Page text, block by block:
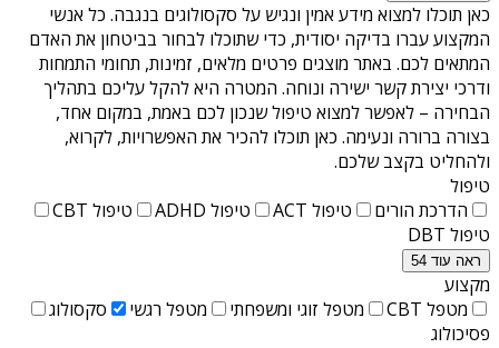
כאן תוכלו למצוא מידע אמין ונגיש על סקסולוגים בנגבה. כל אנשי
המקצוע עברו בדיקה יסודית, כדי שתוכלו לבחור בביטחון את האדם
המתאים לכם. באתר מוצגים פרטים מלאים, זמינות, תחומי התמחות
ודרכי יצירת קשר ישירה ונוחה. המטרה היא להקל עליכם בתהליך
הבחירה – לאפשר למצוא טיפול שנכון לכם באמת, במקום אחד,
בצורה ברורה ונעימה. כאן תוכלו להכיר את האפשרויות, לקרוא,
ולהחליט בקצב שלכם.
טיפול
הדרכת הורים
טיפול ACT טיפול ADHD
טיפול CBT
טיפול DBT
ראה עוד 54
מקצוע
מטפל CBT
מטפל זוגי ומשפחתי מטפל רגשי
סקסולוג
פסיכולוג